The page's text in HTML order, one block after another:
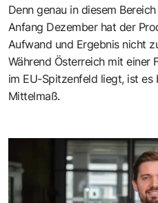
Denn genau in diesem
Anfang Dezember hat der
Aufwand und Ergebnis nicht
Während Österreich mit einer
im EU-Spitzenfeld liegt, ist
Mittelmaß.